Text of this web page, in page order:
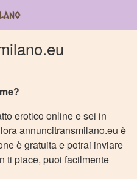
erotico online e sei in
annuncitransmilano.eu è
è gratuita e potrai inviare
ti piace, puoi facilmente